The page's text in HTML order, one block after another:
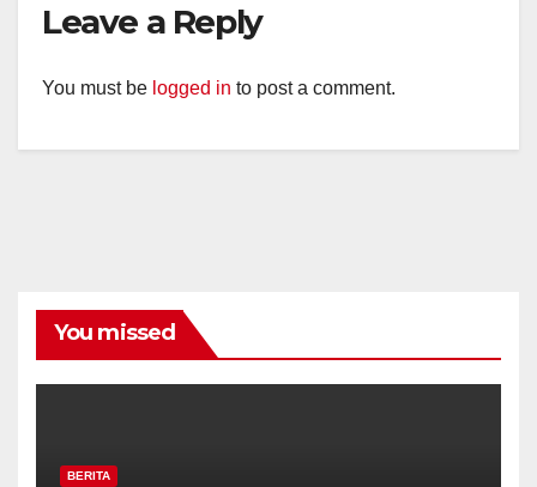
Leave a Reply
You must be logged in to post a comment.
You missed
BERITA